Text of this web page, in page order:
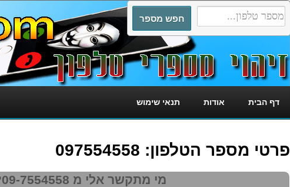
דף הבית אודות תנאי שימוש
פרטי מספר הטלפון: 097554558
מי מתקשר אלי מ 09-7554558?